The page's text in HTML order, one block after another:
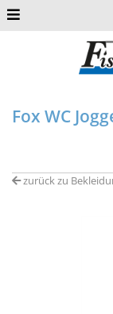
Fox WC
zurück zu